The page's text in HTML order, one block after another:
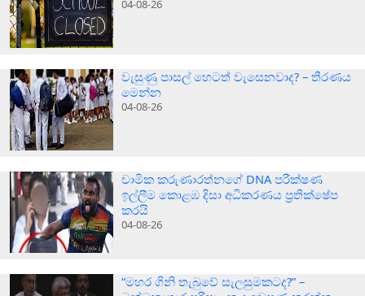
04-08-26
වැසුණු පාසල් හෙටත් වැසෙනවාද? – තීරණය
මෙන්න
04-08-26
චාමික කරුණාරත්නගේ DNA පරීක්ෂණ
ඉල්ලීම කොළඹ දිසා අධිකරණය ප්‍රතික්ෂේප
කරයි
04-08-26
“මහර ගිනි තැබුවේ සැලසුමකටද?” –